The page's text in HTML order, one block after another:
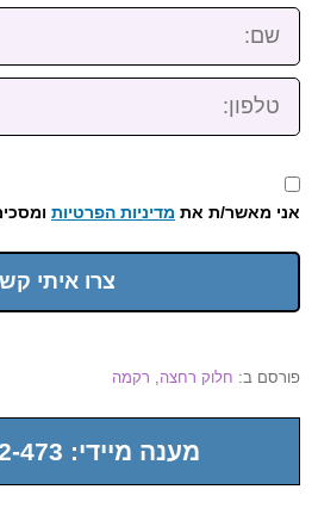
שם:
טלפון:
אני מאשר/ת את מדיניות הפרטיות
צרו איתי
פורסם ב: חלוק רחצה רקמה
מענה מיידי: 072-3922-473